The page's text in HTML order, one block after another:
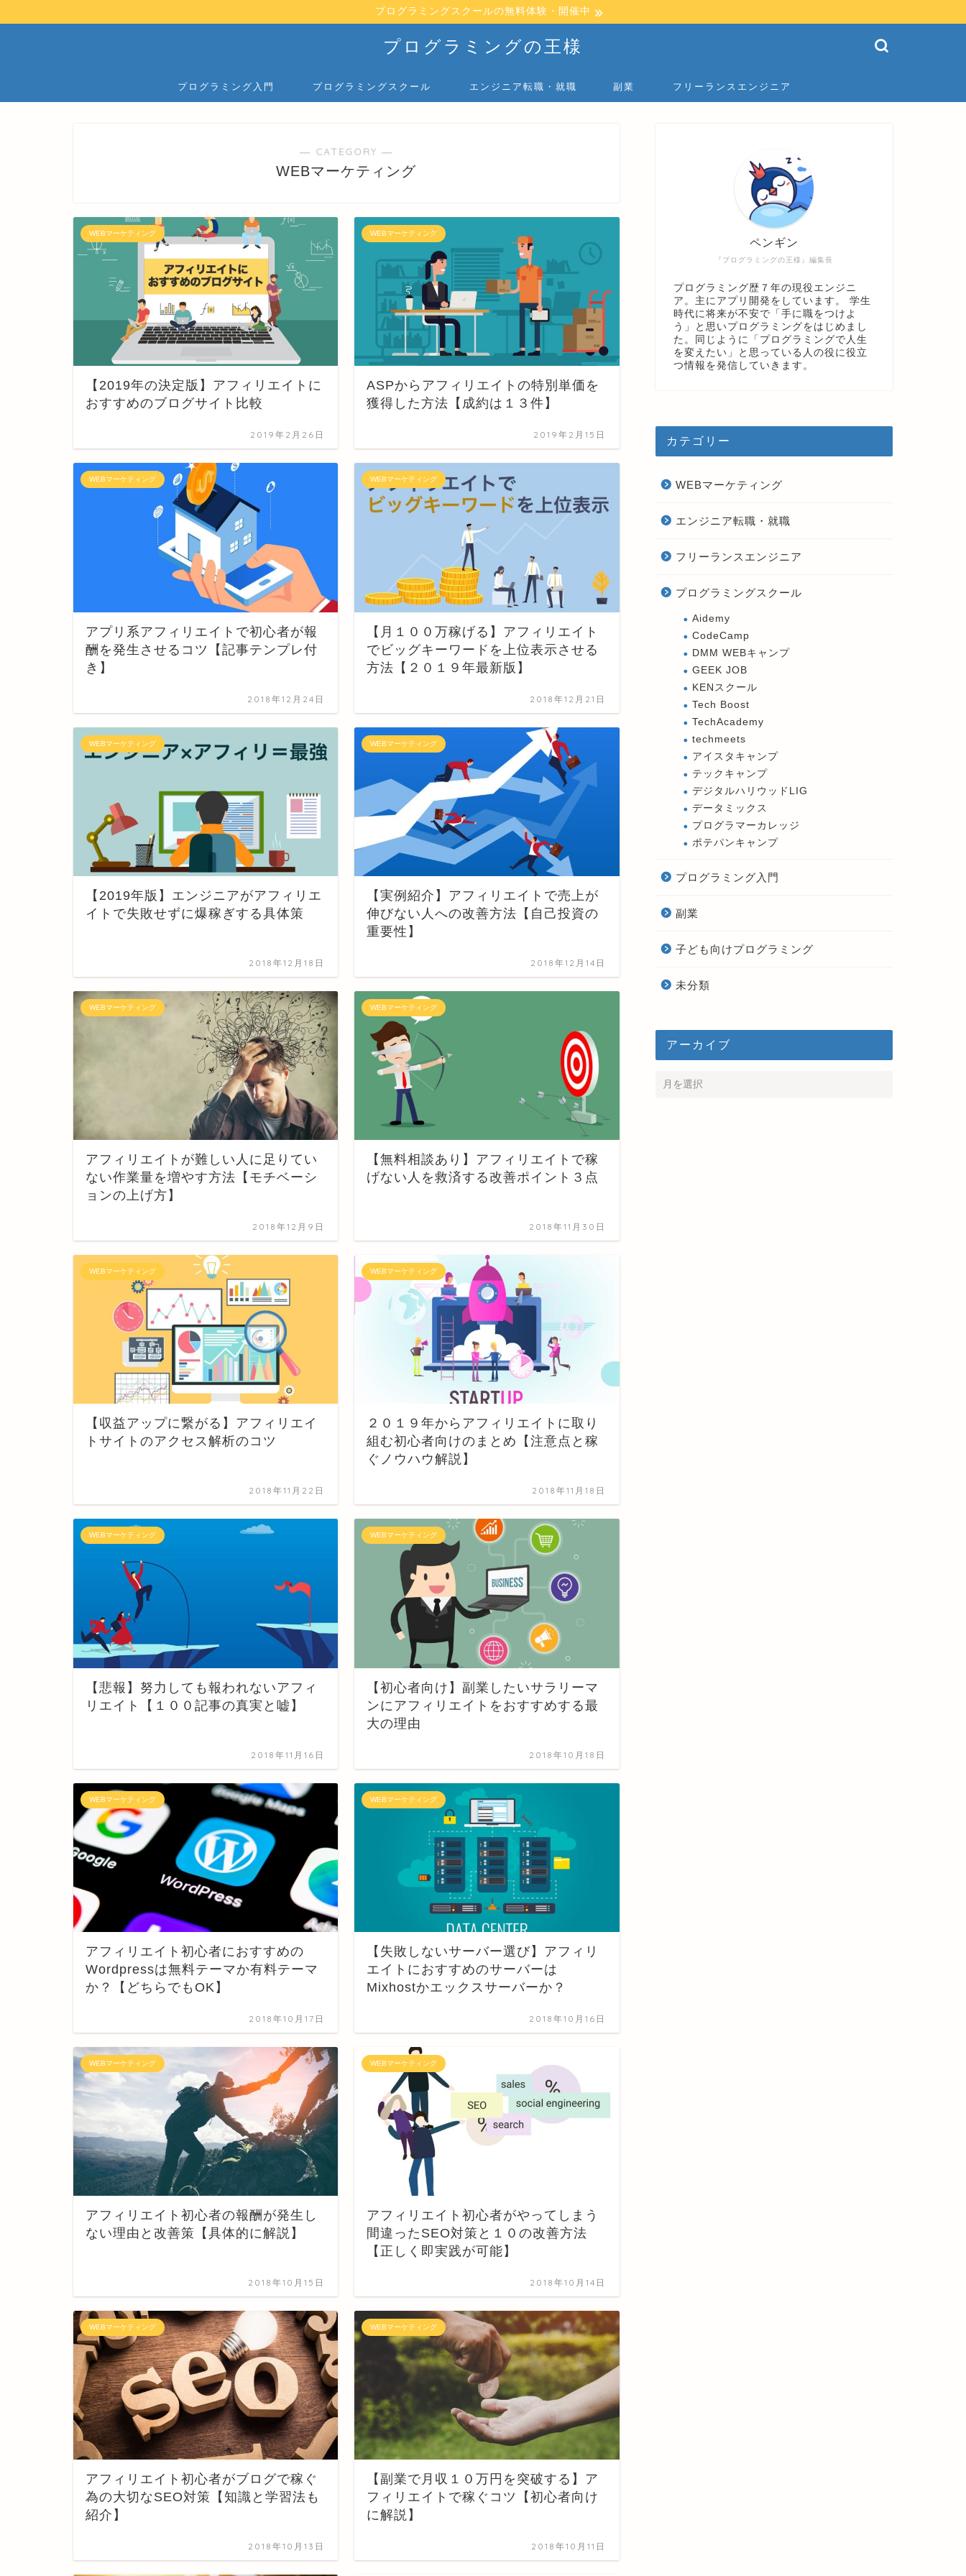
プログラミングスクールの無料体験・開催中
プログラミングの王様
プログラミング入門 プログラミングスクール エンジニア転職・就職 副業 フリーランスエンジニア
― CATEGORY ―
WEBマーケティング
WEBマーケティング
【2019年の決定版】アフィリエイトに
おすすめのブログサイト比較
2019年2月26日
WEBマーケティング
ASPからアフィリエイトの特別単価を
獲得した方法【成約は１３件】
2019年2月15日
WEBマーケティング
アプリ系アフィリエイトで初心者が報
酬を発生させるコツ【記事テンプレ付
き】
2018年12月24日
WEBマーケティング
【月１００万稼げる】アフィリエイト
でビッグキーワードを上位表示させる
方法【２０１９年最新版】
2018年12月21日
WEBマーケティング
【2019年版】エンジニアがアフィリエ
イトで失敗せずに爆稼ぎする具体策
2018年12月18日
WEBマーケティング
【実例紹介】アフィリエイトで売上が
伸びない人への改善方法【自己投資の
重要性】
2018年12月14日
WEBマーケティング
アフィリエイトが難しい人に足りてい
ない作業量を増やす方法【モチベーシ
ョンの上げ方】
2018年12月9日
WEBマーケティング
【無料相談あり】アフィリエイトで稼
げない人を救済する改善ポイント３点
2018年11月30日
WEBマーケティング
【収益アップに繋がる】アフィリエイ
トサイトのアクセス解析のコツ
2018年11月22日
WEBマーケティング
２０１９年からアフィリエイトに取り
組む初心者向けのまとめ【注意点と稼
ぐノウハウ解説】
2018年11月18日
WEBマーケティング
【悲報】努力しても報われないアフィ
リエイト【１００記事の真実と嘘】
2018年11月16日
WEBマーケティング
【初心者向け】副業したいサラリーマ
ンにアフィリエイトをおすすめする最
大の理由
2018年10月18日
WEBマーケティング
アフィリエイト初心者におすすめの
Wordpressは無料テーマか有料テーマ
か？【どちらでもOK】
2018年10月17日
WEBマーケティング
【失敗しないサーバー選び】アフィリ
エイトにおすすめのサーバーは
Mixhostかエックスサーバーか？
2018年10月16日
WEBマーケティング
アフィリエイト初心者の報酬が発生し
ない理由と改善策【具体的に解説】
2018年10月15日
WEBマーケティング
アフィリエイト初心者がやってしまう
間違ったSEO対策と１０の改善方法
【正しく即実践が可能】
2018年10月14日
WEBマーケティング
アフィリエイト初心者がブログで稼ぐ
為の大切なSEO対策【知識と学習法も
紹介】
2018年10月13日
WEBマーケティング
【副業で月収１０万円を突破する】ア
フィリエイトで稼ぐコツ【初心者向け
に解説】
2018年10月11日
『プログラミングの王様』編集長
ペンギン
プログラミング歴７年の現役エンジニ
ア。主にアプリ開発をしています。 学生
時代に将来が不安で「手に職をつけよ
う」と思いプログラミングをはじめまし
た。同じように「プログラミングで人生
を変えたい」と思っている人の役に役立
つ情報を発信していきます。
カテゴリー
WEBマーケティング
エンジニア転職・就職
フリーランスエンジニア
プログラミングスクール
Aidemy
CodeCamp
DMM WEBキャンプ
GEEK JOB
KENスクール
Tech Boost
TechAcademy
techmeets
アイスタキャンプ
テックキャンプ
デジタルハリウッドLIG
データミックス
プログラマーカレッジ
ポテパンキャンプ
プログラミング入門
副業
子ども向けプログラミング
未分類
アーカイブ